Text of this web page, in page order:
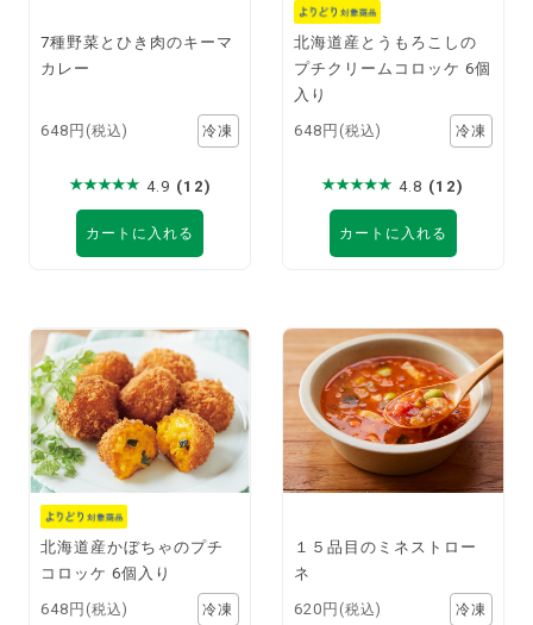
7種野菜とひき肉のキーマ
カレー
648円 (税込)
4.9 (12)
カートに入れる
北海道産とうもろこしの
プチクリームコロッケ 6個
入り
648円 (税込)
4.8 (12)
カートに入れる
北海道産かぼちゃのプチ
コロッケ 6個入り
648円 (税込)
１５品目のミネストロー
ネ
620円 (税込)